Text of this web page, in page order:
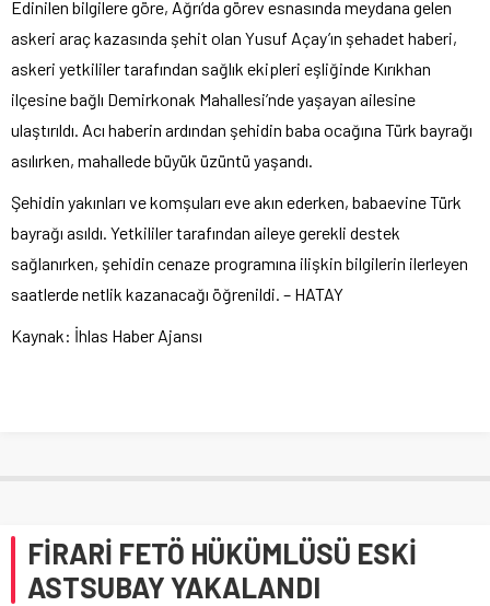
Edinilen bilgilere göre, Ağrı’da görev esnasında meydana gelen
askeri araç kazasında şehit olan Yusuf Açay’ın şehadet haberi,
askeri yetkililer tarafından sağlık ekipleri eşliğinde Kırıkhan
ilçesine bağlı Demirkonak Mahallesi’nde yaşayan ailesine
ulaştırıldı. Acı haberin ardından şehidin baba ocağına Türk bayrağı
asılırken, mahallede büyük üzüntü yaşandı.
Şehidin yakınları ve komşuları eve akın ederken, babaevine Türk
bayrağı asıldı. Yetkililer tarafından aileye gerekli destek
sağlanırken, şehidin cenaze programına ilişkin bilgilerin ilerleyen
saatlerde netlik kazanacağı öğrenildi. – HATAY
Kaynak: İhlas Haber Ajansı
FİRARİ FETÖ HÜKÜMLÜSÜ ESKİ
ASTSUBAY YAKALANDI